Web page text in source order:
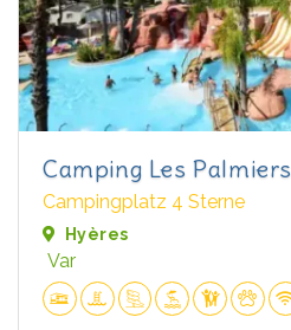
Camping Les Palmiers
Campingplatz 4 Sterne
Hyères
Var